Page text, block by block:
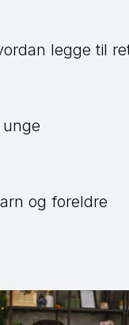
legge til
og foreldre